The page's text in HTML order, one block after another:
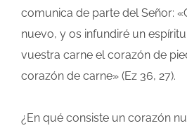
comunica de parte del Señor:
nuevo, y os infundiré un
vuestra carne el corazón de
corazón de carne» (Ez 36, 27).
¿En qué consiste un corazón